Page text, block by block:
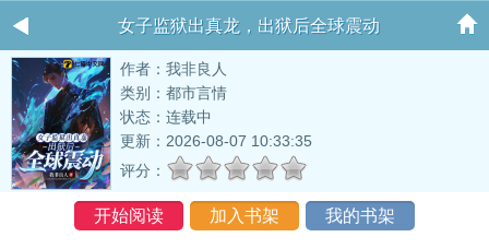
女子监狱出真龙，出狱后全球震动
作者：我非良人
类别：都市言情
状态：连载中
更新：2026-08-07 10:33:35
评分：
开始阅读 加入书架 我的书架